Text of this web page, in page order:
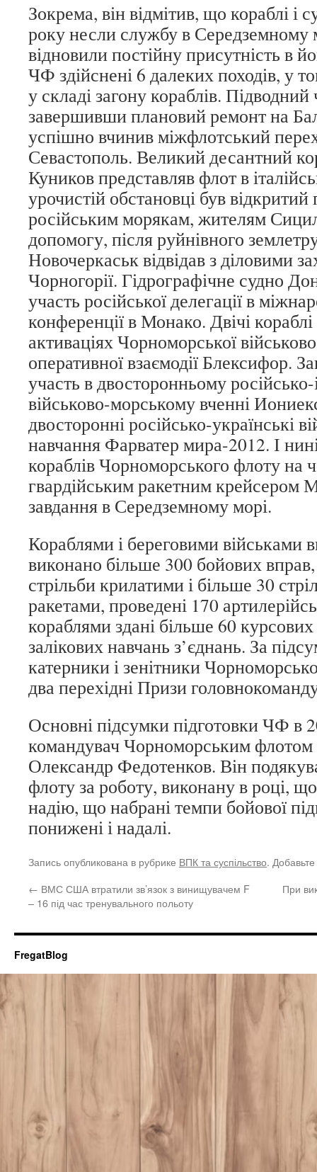
Зокрема, він відмітив, що кораблі і
року несли службу в Середземному
відновили постійну присутність в
ЧФ здійснені 6 далеких походів, у
у складі загону кораблів.
завершивши плановий ремонт на
успішно вчинив міжфлотський
Севастополь. Великий десантний
Куников представляв флот в
урочистій обстановці був
російським морякам, жителям
допомогу, після руйнівного
Новочеркаськ відвідав з діловими
Чорногорії. Гідрографічне судно
участь російської делегації в
конференції в Монако. Двічі
активаціях Чорноморської
оперативної взаємодії Блексифор.
участь в двосторонньому російсько-
військово-морському вченні
двосторонні російсько-українські
навчання Фарватер мира-2012. І
кораблів Чорноморського флоту на
гвардійським ракетним крейсером
завдання в Середземному морі.
Кораблями і береговими військами
виконано більше 300 бойових вправ,
стрільби крилатими і більше 30
ракетами, проведені 170
кораблями здані більше 60
залікових навчань з’єднань. За
катерники і зенітники
два перехідні Призи
Основні підсумки підготовки ЧФ в
командувач Чорноморським флотом
Олександр Федотенков. Він
флоту за роботу, виконану в році,
надію, що набрані темпи бойової
понижені і надалі.
Запись опубликована в рубрике ВПК та суспільство.
← ВМС США втратили зв’язок з винищувачем F
– 16 під час тренувального польоту
При
FregatBlog